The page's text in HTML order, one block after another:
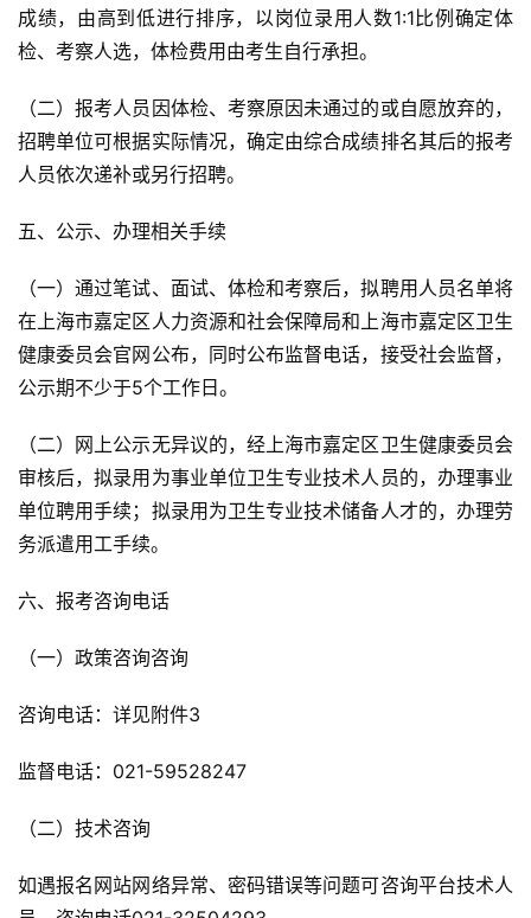
成绩，由高到低进行排序，以岗位录用人数1:1比例确定体
检、考察人选，体检费用由考生自行承担。
（二）报考人员因体检、考察原因未通过的或自愿放弃的，
招聘单位可根据实际情况，确定由综合成绩排名其后的报考
人员依次递补或另行招聘。
五、公示、办理相关手续
（一）通过笔试、面试、体检和考察后，拟聘用人员名单将
在上海市嘉定区人力资源和社会保障局和上海市嘉定区卫生
健康委员会官网公布，同时公布监督电话，接受社会监督，
公示期不少于5个工作日。
（二）网上公示无异议的，经上海市嘉定区卫生健康委员会
审核后，拟录用为事业单位卫生专业技术人员的，办理事业
单位聘用手续；拟录用为卫生专业技术储备人才的，办理劳
务派遣用工手续。
六、报考咨询电话
（一）政策咨询咨询
咨询电话：详见附件3
监督电话：021-59528247
（二）技术咨询
如遇报名网站网络异常、密码错误等问题可咨询平台技术人